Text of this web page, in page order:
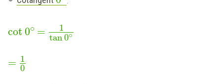
cot0∘ =
1
tan0∘
= 1
0